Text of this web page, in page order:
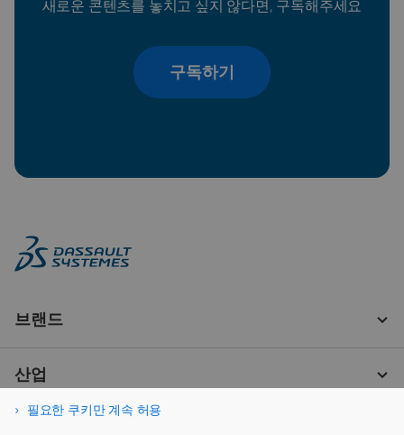
새로운 콘텐츠를 놓치고 싶지 않다면, 구독해주세요
구독하기
필요한 쿠키만 계속 허용